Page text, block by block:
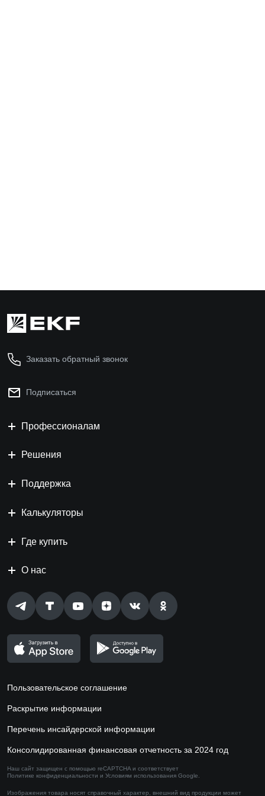
Заказать обратный звонок
Подписаться
Профессионалам
Решения
Поддержка
Калькуляторы
Где купить
О нас
Пользовательское соглашение
Раскрытие информации
Перечень инсайдерской информации
Консолидированная финансовая отчетность за 2024 год
Наш сайт защищен с помощью reCAPTCHA и соответствует
Политике конфиденциальности и Условиям использования Google.
Изображения товара носят справочный характер, внешний вид продукции может